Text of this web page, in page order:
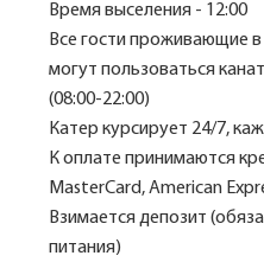
Время выселения - 12:00
Все гости проживающие
могут пользоваться
(08:00-22:00)
Катер курсирует 24/7,
К оплате принимаются
MasterCard, American
Взимается депозит
питания)